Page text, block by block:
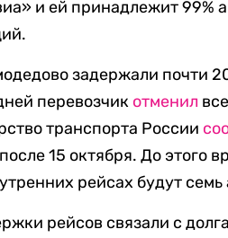
и ей принадлежит 99%
задержали почти
перевозчик отменил
транспорта России
15 октября. До этого
рейсах будут семь
рейсов связали с